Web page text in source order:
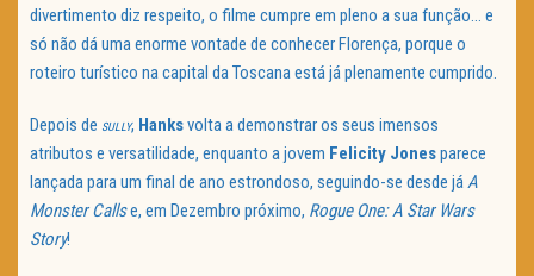
divertimento diz respeito, o filme cumpre em pleno a sua função… e
só não dá uma enorme vontade de conhecer Florença, porque o
roteiro turístico na capital da Toscana está já plenamente cumprido.
Depois de SULLY, Hanksvolta a demonstrar os seus imensos
atributos e versatilidade, enquanto a jovem Felicity Jonesparece
lançada para um final de ano estrondoso, seguindo-se desde jáA
Monster Callse, em Dezembro próximo, Rogue One: A Star Wars
Story!